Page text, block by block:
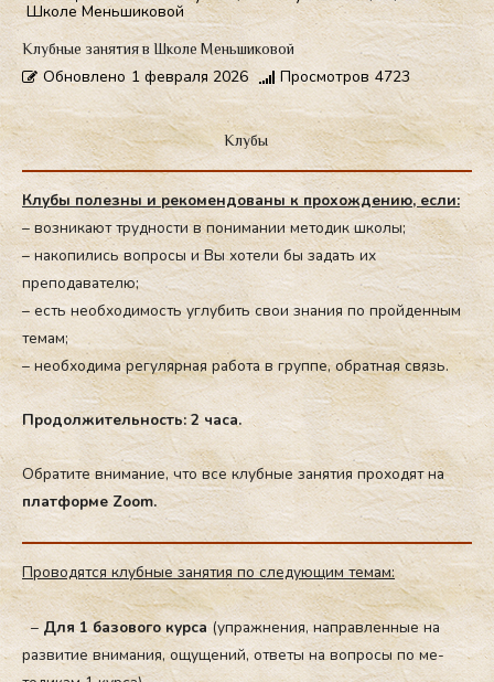
Школе Меньшиковой
Клубные занятия в Школе Меньшиковой
Обновлено 1 февраля 2026 Просмотров 4723
Клубы
Клубы полезны и рекомендованы к прохождению, если:
– возникают трудности в понимании методик школы;
– накопились вопросы и Вы хотели бы задать их
преподавателю;
– есть необходимость углубить свои знания по пройденным
темам;
– необходима регулярная работа в группе, обратная связь.
Про­дол­жи­тель­ность: 2 ча­са.
Об­ра­тите вни­мание, что все клуб­ные за­нятия про­ходят на
плат­форме Zoom.
Про­водят­ся клуб­ные за­нятия по сле­ду­ющим те­мам:
–Для 1 ба­зово­го кур­са (уп­ражне­ния, нап­равлен­ные на
раз­ви­тие вни­мания, ощу­щений, от­ве­ты на воп­ро­сы по ме­